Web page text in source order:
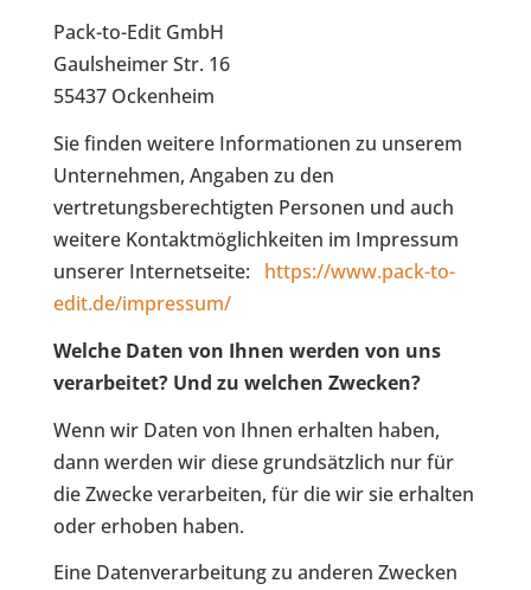
Pack-to-Edit GmbH
Gaulsheimer Str. 16
55437 Ockenheim
Sie finden weitere Informationen zu unserem
Unternehmen, Angaben zu den
vertretungsberechtigten Personen und auch
weitere Kontaktmöglichkeiten im Impressum
unserer Internetseite: https://www.pack-to-
edit.de/impressum/
Welche Daten von Ihnen werden von uns
verarbeitet? Und zu welchen Zwecken?
Wenn wir Daten von Ihnen erhalten haben,
dann werden wir diese grundsätzlich nur für
die Zwecke verarbeiten, für die wir sie erhalten
oder erhoben haben.
Eine Datenverarbeitung zu anderen Zwecken